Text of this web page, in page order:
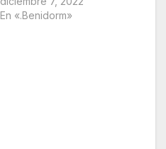
En «.Benidorm»